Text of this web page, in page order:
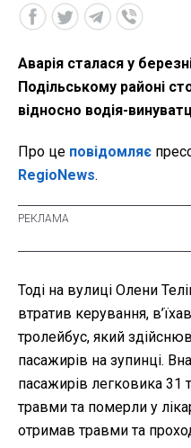
Аварія сталася у
Подільському районі
відносно водія-
Про це повідомляє
RegioNews.
Тоді на вулиці Олени
втратив керування,
тролейбус, який
пасажирів на зупинці.
пасажирів легковика 31
травми та померли у
отримав травми та